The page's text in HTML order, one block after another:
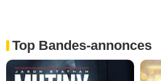
Top Bandes-annonces